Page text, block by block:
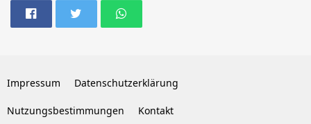
Impressum Datenschutzerklärung
Nutzungsbestimmungen Kontakt